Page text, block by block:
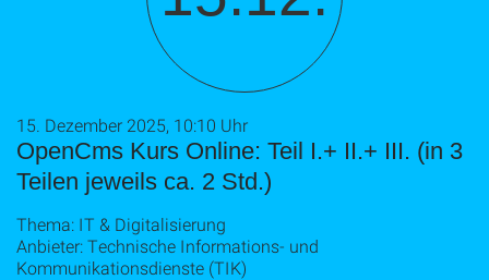
OpenCms Kurs Online: Teil I.+ II.+ III. (in 3
Teilen jeweils ca. 2 Std.)
15. Dezember 2025, 10:10 Uhr
Thema: IT & Digitalisierung
Anbieter: Technische Informations- und
Kommunikationsdienste (TIK)